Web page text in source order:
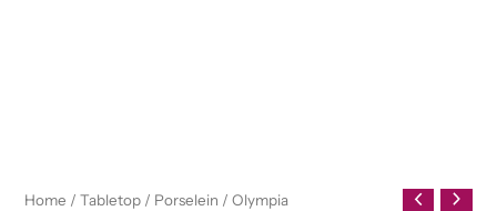
Home /Tabletop / Porselein /Olympia